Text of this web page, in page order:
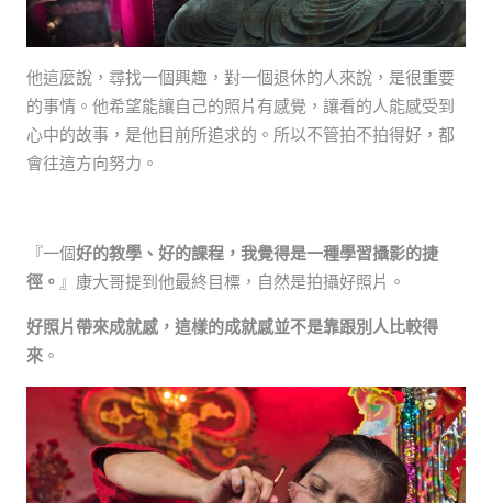
他這麼說，尋找一個興趣，對一個退休的人來說，是很重要
的事情。他希望能讓自己的照片有感覺，讓看的人能感受到
心中的故事，是他目前所追求的。所以不管拍不拍得好，都
會往這方向努力。
『一個好的教學、好的課程，我覺得是一種學習攝影的捷
徑。 』康大哥提到他最終目標，自然是拍攝好照片。
好照片帶來成就感，這樣的成就感並不是靠跟別人比較得
來。